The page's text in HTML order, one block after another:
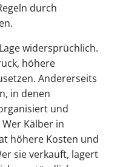
durch
widersprüchlich.
höhere
Andererseits
in denen
und
Kälber in
höhere Kosten und
sie verkauft, lagert